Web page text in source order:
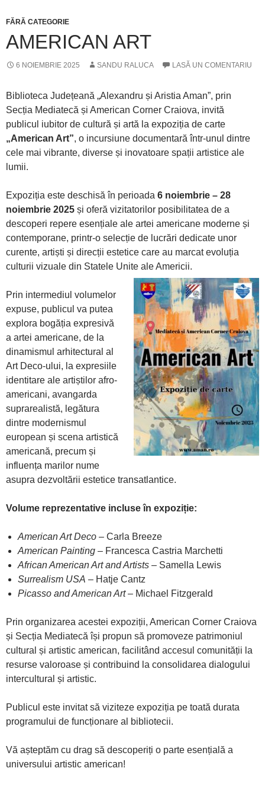
FĂRĂ CATEGORIE
AMERICAN ART
6 NOIEMBRIE 2025 SANDU RALUCA LASĂ UN COMENTARIU
Biblioteca Județeană „Alexandru și Aristia Aman”, prin
Secția Mediatecă și American Corner Craiova, invită
publicul iubitor de cultură și artă la expoziția de carte
„American Art”, o incursiune documentară într-unul dintre
cele mai vibrante, diverse și inovatoare spații artistice ale
lumii.
Expoziția este deschisă în perioada 6 noiembrie – 28
noiembrie 2025 și oferă vizitatorilor posibilitatea de a
descoperi repere esențiale ale artei americane moderne și
contemporane, printr-o selecție de lucrări dedicate unor
curente, artiști și direcții estetice care au marcat evoluția
culturii vizuale din Statele Unite ale Americii.
Prin intermediul volumelor
expuse, publicul va putea
explora bogăția expresivă
a artei americane, de la
dinamismul arhitectural al
Art Deco-ului, la expresiile
identitare ale artiștilor afro-
americani, avangarda
suprarealistă, legătura
dintre modernismul
european și scena artistică
americană, precum și
influența marilor nume
asupra dezvoltării estetice transatlantice.
Volume reprezentative incluse în expoziție:
American Art Deco – Carla Breeze
American Painting – Francesca Castria Marchetti
African American Art and Artists – Samella Lewis
Surrealism USA – Hatje Cantz
Picasso and American Art– Michael Fitzgerald
Prin organizarea acestei expoziții, American Corner Craiova
și Secția Mediatecă își propun să promoveze patrimoniul
cultural și artistic american, facilitând accesul comunității la
resurse valoroase și contribuind la consolidarea dialogului
intercultural și artistic.
Publicul este invitat să viziteze expoziția pe toată durata
programului de funcționare al bibliotecii.
Vă așteptăm cu drag să descoperiți o parte esențială a
universului artistic american!